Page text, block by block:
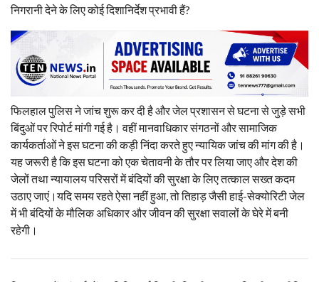
निगरानी देने के लिए कोई दिशानिर्देश प्रभावी हैं?
फिलहाल पुलिस ने जांच शुरू कर दी है और जेल प्रशासन से घटना से जुड़े सभी
बिंदुओं पर रिपोर्ट मांगी गई है। वहीं मानवाधिकार संगठनों और सामाजिक
कार्यकर्ताओं ने इस घटना की कड़ी निंदा करते हुए न्यायिक जांच की मांग की है।
यह जरूरी है कि इस घटना को एक चेतावनी के तौर पर लिया जाए और देश की
जेलों तथा न्यायालय परिसरों में बंदियों की सुरक्षा के लिए तत्काल सख्त कदम
उठाए जाएं।यदि समय रहते ऐसा नहीं हुआ, तो तिहाड़ जैसी हाई-सेक्योरिटी जेल
में भी बंदियों के मौलिक अधिकार और जीवन की सुरक्षा सवालों के घेरे में बनी
रहेगी।